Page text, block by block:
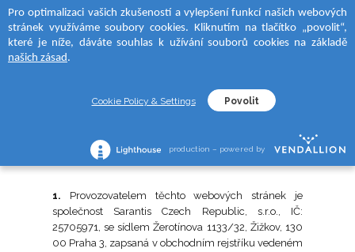
MENU SEARCH
to categories
séra
to categories
tělové krémy
to categories
opalování
to categories
Podmínky užití
1. Provozovatelem těchto webových stránek je
společnost Sarantis Czech Republic, s.r.o., IČ:
25705971, se sídlem Žerotínova 1133/32, Žižkov, 130
00 Praha 3, zapsaná v obchodním rejstříku vedeném
Pro optimalizaci vašich zkušeností a vylepšení funkcí našich webových
stránek využíváme soubory cookies. Kliknutím na tlačítko „povolit“,
které je níže, dáváte souhlas k užívání souborů cookies na základě
našich zásad.
Cookie Policy & Settings Povolit
production – powered by